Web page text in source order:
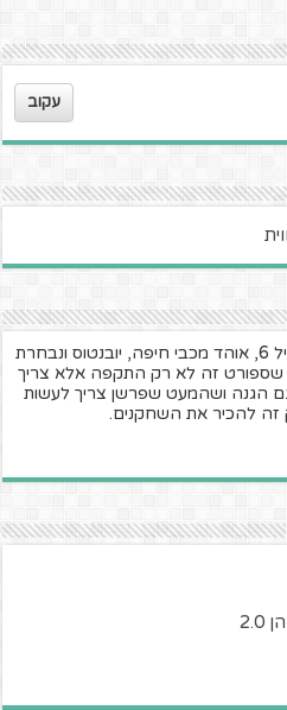
עקוב
שחקן פעיל מגיל 6, אוהד מכבי חיפה, יובנטוס ונבחרת
שספורט זה לא רק התקפה אלא צריך
הגנה ושהמעט שפרשן צריך לעשות
להכיר את השחקנים.